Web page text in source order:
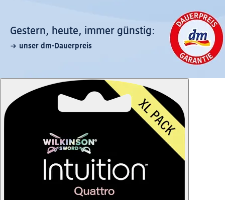
Gestern, heute, immer günstig:
unser dm-Dauerpreis